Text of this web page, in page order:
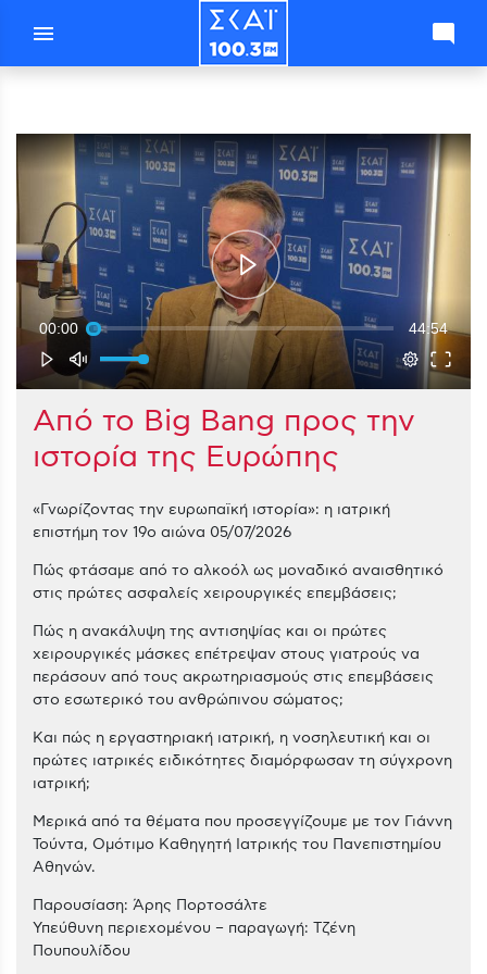
menu mode_comment
00:00 44:54
Aπό το Big Bang προς την
ιστορία της Ευρώπης
«Γνωρίζοντας την ευρωπαϊκή ιστορία»: η ιατρική
επιστήμη τον 19ο αιώνα 05/07/2026
Πώς φτάσαμε από το αλκοόλ ως μοναδικό αναισθητικό
στις πρώτες ασφαλείς χειρουργικές επεμβάσεις;
Πώς η ανακάλυψη της αντισηψίας και οι πρώτες
χειρουργικές μάσκες επέτρεψαν στους γιατρούς να
περάσουν από τους ακρωτηριασμούς στις επεμβάσεις
στο εσωτερικό του ανθρώπινου σώματος;
Και πώς η εργαστηριακή ιατρική, η νοσηλευτική και οι
πρώτες ιατρικές ειδικότητες διαμόρφωσαν τη σύγχρονη
ιατρική;
Μερικά από τα θέματα που προσεγγίζουμε με τον Γιάννη
Τούντα, Ομότιμο Καθηγητή Ιατρικής του Πανεπιστημίου
Αθηνών.
Παρουσίαση: Άρης Πορτοσάλτε
Υπεύθυνη περιεχομένου – παραγωγή: Τζένη
Πουπουλίδου